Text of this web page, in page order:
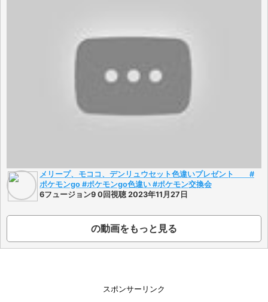
メリープ、モココ、デンリュウセット色違いプレゼント #
ポケモンgo #ポケモンgo色違い #ポケモン交換会
6フュージョン9 0回視聴 2023年11月27日
の動画をもっと見る
スポンサーリンク